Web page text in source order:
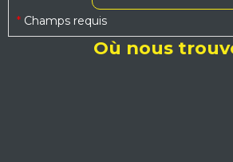
* Champs requis
Où nous